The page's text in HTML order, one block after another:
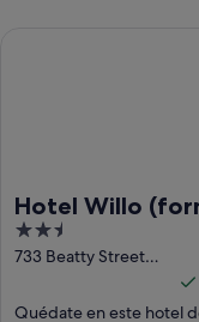
Hotel Willo
YWCA Hotel
2.5
out
5
733 Beatty Street
Quédate en este hotel